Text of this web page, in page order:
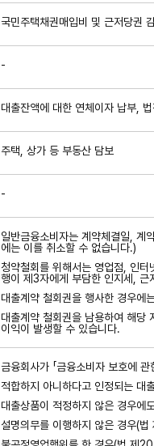
국민주택채권매입비 및 근저당권
-
대출잔액에 대한 연체이자 납부,
주택, 상가 등 부동산 담보
-
일반금융소비자는 계약체결일, 계
에는 이를 취소할 수 없습니다.)
청약철회를 위해서는 영업점, 인
행이 제3자에게 부담한 인지세, 근
대출계약 철회권을 행사한 경우에
대출계약 철회권을 남용하여 해당
이익이 발생할 수 있습니다.
금융회사가 「금융소비자 보호에
적합하지 아니하다고 인정되는 대
대출상품이 적정하지 않은 경우에
설명의무를 이행하지 않은 경우(